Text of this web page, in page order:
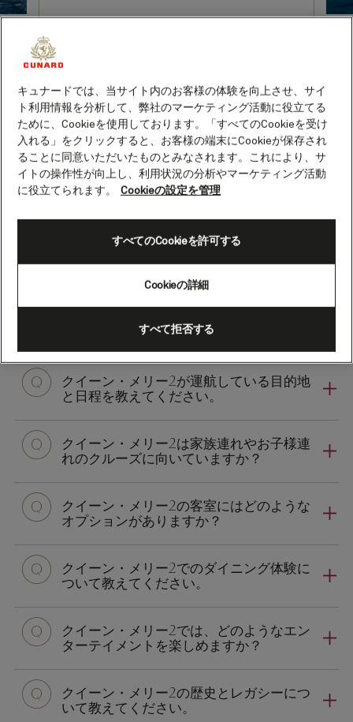
寄港地から服装のおすすめまで、キュナ
ードのフラッグシップであるクイーン・
メリー2に関するよくあるご質問にお答
えします。
クイーン・メリー2のレストランやイベン
トのドレスコードを教えてください。
クイーン・メリー2が運航している目的地
と日程を教えてください。
クイーン・メリー2は家族連れやお子様連
れのクルーズに向いていますか？
クイーン・メリー2の客室にはどのような
オプションがありますか？
クイーン・メリー2でのダイニング体験に
ついて教えてください。
クイーン・メリー2では、どのようなエン
ターテイメントを楽しめますか？
クイーン・メリー2の歴史とレガシーにつ
いて教えてください。
キュナードでは、当サイト内のお客様の体験を向上させ、サイ
ト利用情報を分析して、弊社のマーケティング活動に役立てる
ために、Cookieを使用しております。「すべてのCookieを受け
入れる」をクリックすると、お客様の端末にCookieが保存され
ることに同意いただいたものとみなされます。これにより、サ
イトの操作性が向上し、利用状況の分析やマーケティング活動
に役立てられます。
Cookieの設定を管理
Cookieの詳細
すべて拒否する
すべてのCookieを許可する